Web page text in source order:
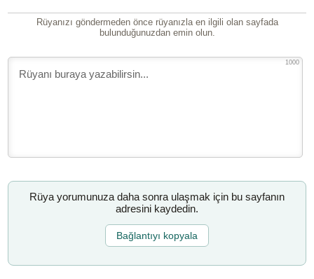
Rüyanızı göndermeden önce rüyanızla en ilgili olan sayfada
bulunduğunuzdan emin olun.
1000
Rüya yorumunuza daha sonra ulaşmak için bu sayfanın
adresini kaydedin.
Bağlantıyı kopyala